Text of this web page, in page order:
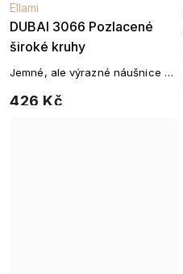
DUBAI 3066 Pozlacené
široké kruhy
Ellami
426 Kč
Jemné, ale výrazné náušnice v
každodenní eleganci.